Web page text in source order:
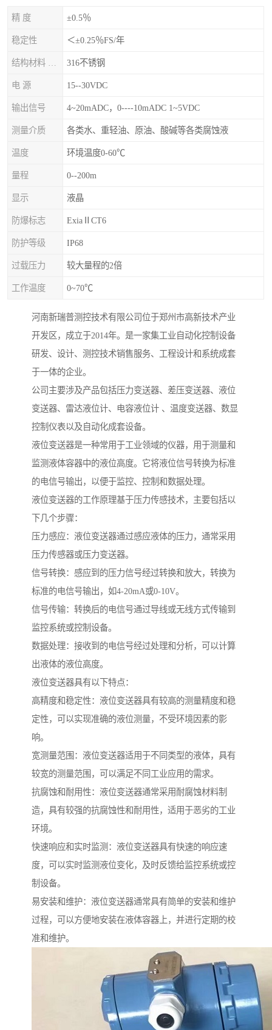
精 度 ±0.5％
稳定性 ＜±0.25％FS/年
316不锈钢
电 源 15--30VDC
输出信号 4~20mADC，0----10mADC 1~5VDC
测量介质 各类水、重轻油、原油、酸碱等各类腐蚀液
温度 环境温度0-60℃
量程 0--200m
显示 液晶
防爆标志 ExiaⅡCT6
防护等级 IP68
过载压力 较大量程的2倍
工作温度 0~70℃
河南新瑞普测控技术有限公司位于郑州市高新技术产业
开发区，成立于2014年。是一家集工业自动化控制设备
研发、设计、测控技术销售服务、工程设计和系统成套
于一体的企业。
公司主要涉及产品包括压力变送器、差压变送器、液位
变送器、雷达液位计、电容液位计 、温度变送器、数显
控制仪表以及自动化成套设备。
液位变送器是一种常用于工业领域的仪器，用于测量和
监测液体容器中的液位高度。它将液位信号转换为标准
的电信号输出，以便于监控、控制和数据处理。
液位变送器的工作原理基于压力传感技术，主要包括以
下几个步骤：
压力感应：液位变送器通过感应液体的压力，通常采用
压力传感器或压力变送器。
信号转换：感应到的压力信号经过转换和放大，转换为
标准的电信号输出，如4-20mA或0-10V。
信号传输：转换后的电信号通过导线或无线方式传输到
监控系统或控制设备。
数据处理：接收到的电信号经过处理和分析，可以计算
出液体的液位高度。
液位变送器具有以下特点：
高精度和稳定性：液位变送器具有较高的测量精度和稳
定性，可以实现准确的液位测量，不受环境因素的影
响。
宽测量范围：液位变送器适用于不同类型的液体，具有
较宽的测量范围，可以满足不同工业应用的需求。
抗腐蚀和耐用性：液位变送器通常采用耐腐蚀材料制
造，具有较强的抗腐蚀性和耐用性，适用于恶劣的工业
环境。
快速响应和实时监测：液位变送器具有快速的响应速
度，可以实时监测液位变化，及时反馈给监控系统或控
制设备。
易安装和维护：液位变送器通常具有简单的安装和维护
过程，可以方便地安装在液体容器上，并进行定期的校
准和维护。